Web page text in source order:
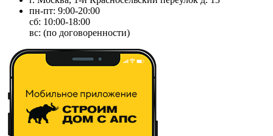
пн-пт: 9:00-20:00
сб: 10:00-18:00
вс: (по договоренности)